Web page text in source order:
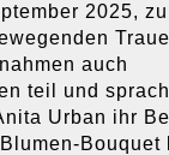
2025, zu
auch
teil und
Urban ihr
Bouquet